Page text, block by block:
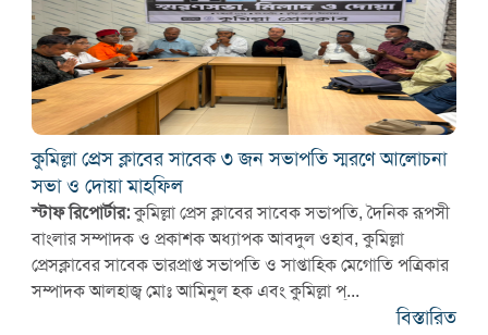
কুমিল্লা প্রেস ক্লাবের সাবেক ৩ জন সভাপতি স্মরণে আলোচনা
সভা ও দোয়া মাহফিল
স্টাফ রিপোর্টার:কুমিল্লা প্রেস ক্লাবের সাবেক সভাপতি, দৈনিক রূপসী
বাংলার সম্পাদক ও প্রকাশক অধ্যাপক আবদুল ওহাব, কুমিল্লা
প্রেসক্লাবের সাবেক ভারপ্রাপ্ত সভাপতি ও সাপ্তাহিক মেগোতি পত্রিকার
সম্পাদক আলহাজ্ব মোঃ আমিনুল হক এবং কুমিল্লা প্...
বিস্তারিত